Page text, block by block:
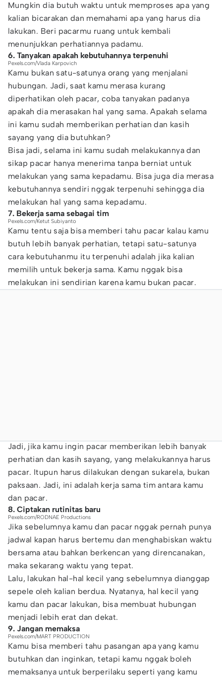
Mungkin dia butuh waktu untuk memproses apa yang
kalian bicarakan dan memahami apa yang harus dia
lakukan. Beri pacarmu ruang untuk kembali
menunjukkan perhatiannya padamu.
6. Tanyakan apakah kebutuhannya terpenuhi
Pexels.com/Vlada Karpovich
Kamu bukan satu-satunya orang yang menjalani
hubungan. Jadi, saat kamu merasa kurang
diperhatikan oleh pacar, coba tanyakan padanya
apakah dia merasakan hal yang sama. Apakah selama
ini kamu sudah memberikan perhatian dan kasih
sayang yang dia butuhkan?
Bisa jadi, selama ini kamu sudah melakukannya dan
sikap pacar hanya menerima tanpa berniat untuk
melakukan yang sama kepadamu. Bisa juga dia merasa
kebutuhannya sendiri nggak terpenuhi sehingga dia
melakukan hal yang sama kepadamu.
7. Bekerja sama sebagai tim
Pexels.com/Ketut Subiyanto
Kamu tentu saja bisa memberi tahu pacar kalau kamu
butuh lebih banyak perhatian, tetapi satu-satunya
cara kebutuhanmu itu terpenuhi adalah jika kalian
memilih untuk bekerja sama. Kamu nggak bisa
melakukan ini sendirian karena kamu bukan pacar.
Jadi, jika kamu ingin pacar memberikan lebih banyak
perhatian dan kasih sayang, yang melakukannya harus
pacar. Itupun harus dilakukan dengan sukarela, bukan
paksaan. Jadi, ini adalah kerja sama tim antara kamu
dan pacar.
8. Ciptakan rutinitas baru
Pexels.com/RODNAE Productions
Jika sebelumnya kamu dan pacar nggak pernah punya
jadwal kapan harus bertemu dan menghabiskan waktu
bersama atau bahkan berkencan yang direncanakan,
maka sekarang waktu yang tepat.
Lalu, lakukan hal-hal kecil yang sebelumnya dianggap
sepele oleh kalian berdua. Nyatanya, hal kecil yang
kamu dan pacar lakukan, bisa membuat hubungan
menjadi lebih erat dan dekat.
9. Jangan memaksa
Pexels.com/MART PRODUCTION
Kamu bisa memberi tahu pasangan apa yang kamu
butuhkan dan inginkan, tetapi kamu nggak boleh
memaksanya untuk berperilaku seperti yang kamu